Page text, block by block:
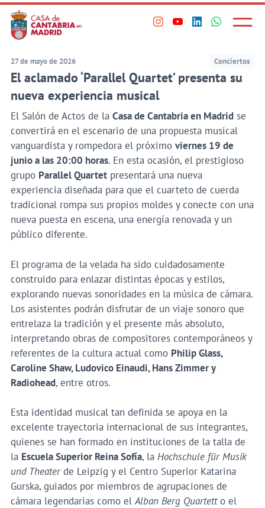
Saltar
al
contenido
principal
Visita
en
Instagram
Visita
Youtube
Visita
perfil
Visita
perfil
en
Principal
Menú
27 de mayo de 2026 Conciertos
El aclamado ‘Parallel Quartet’ presenta su
nueva experiencia musical
El Salón de Actos de la Casa de Cantabria en Madridse
convertirá en el escenario de una propuesta musical
vanguardista y rompedora el próximo viernes 19 de
junio a las 20:00 horas. En esta ocasión, el prestigioso
grupo Parallel Quartetpresentará una nueva
experiencia diseñada para que el cuarteto de cuerda
tradicional rompa sus propios moldes y conecte con una
nueva puesta en escena, una energía renovada y un
público diferente.
El programa de la velada ha sido cuidadosamente
construido para enlazar distintas épocas y estilos,
explorando nuevas sonoridades en la música de cámara.
Los asistentes podrán disfrutar de un viaje sonoro que
entrelaza la tradición y el presente más absoluto,
interpretando obras de compositores contemporáneos y
referentes de la cultura actual como Philip Glass,
Caroline Shaw, Ludovico Einaudi, Hans Zimmer y
Radiohead, entre otros.
Esta identidad musical tan definida se apoya en la
excelente trayectoria internacional de sus integrantes,
quienes se han formado en instituciones de la talla de
la Escuela Superior Reina Sofía, la Hochschule für Musik
und Theaterde Leipzig y el Centro Superior Katarina
Gurska, guiados por miembros de agrupaciones de
cámara legendarias como elAlban Berg Quartetto el